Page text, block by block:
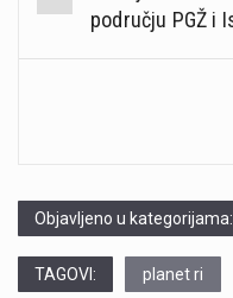
navigation
području PGŽ i
Objavljeno u kategorijama:
TAGOVI: planet ri